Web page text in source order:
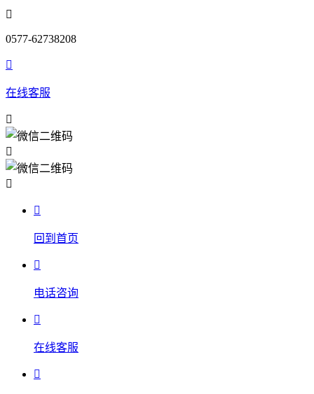

0577-62738208

在线客服




回到首页

电话咨询

在线客服
